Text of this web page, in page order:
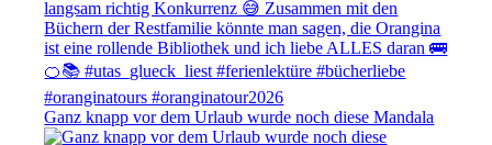
Ganz knapp vor dem Urlaub wurde noch diese Mandala